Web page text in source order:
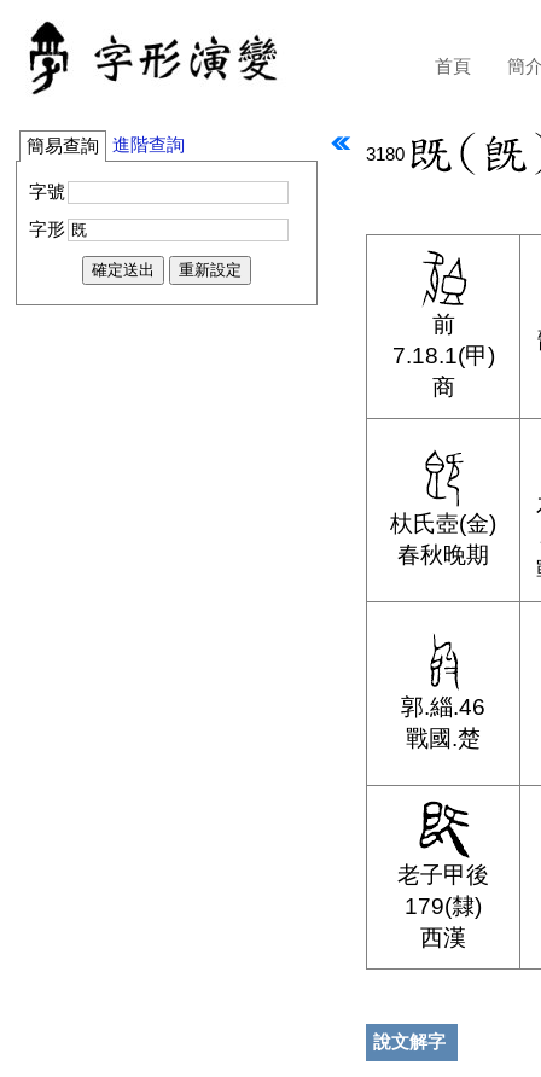
首頁 簡
簡易查詢 進階查詢
字號
字形
3180
前
7.18.1(甲)
商
杕氏壺(金)
春秋晚期
郭.緇.46
戰國.楚
老子甲後
179(隸)
西漢
說文解字